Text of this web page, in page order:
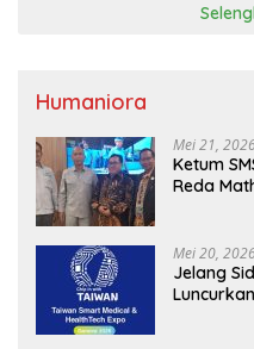
Humaniora
Mei 21,
Ketum
Reda
MBG,
Mei 20,
Jelang